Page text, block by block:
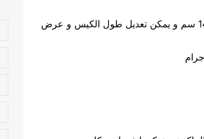
حجم الكيس طول الكيس من 5 سم الي 20 سم وعرض من 4 سم الي 14 سم و يمكن تعديل طول الكيس و عرض